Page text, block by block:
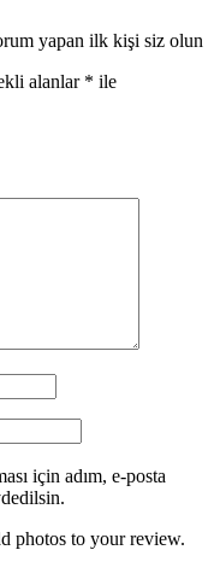
yapan ilk kişi siz olun
alanlar * ile
için adım, e-posta
photos to your review.